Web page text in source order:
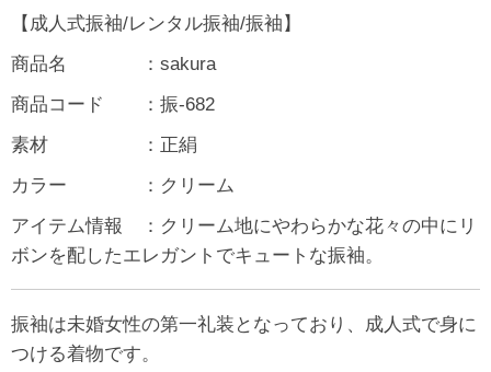
【成人式振袖/レンタル振袖/振袖】
商品名 ：sakura
商品コード ：振-682
素材 ：正絹
カラー ：クリーム
アイテム情報 ：クリーム地にやわらかな花々の中にリ
ボンを配したエレガントでキュートな振袖。
振袖は未婚女性の第一礼装となっており、成人式で身に
つける着物です。